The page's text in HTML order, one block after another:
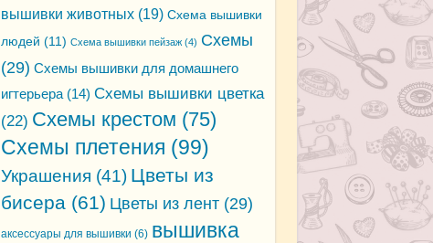
вышивки животных(19) Схема вышивки
людей (11) Схема вышивки пейзаж(4) Схемы
(29) Схемы вышивки для домашнего
игтерьера(14) Схемы вышивки цветка
(22) Схемы крестом (75)
Схемы плетения (99)
Украшения (41) Цветы из
бисера(61) Цветы из лент(29)
аксессуары для вышивки (6) вышивка